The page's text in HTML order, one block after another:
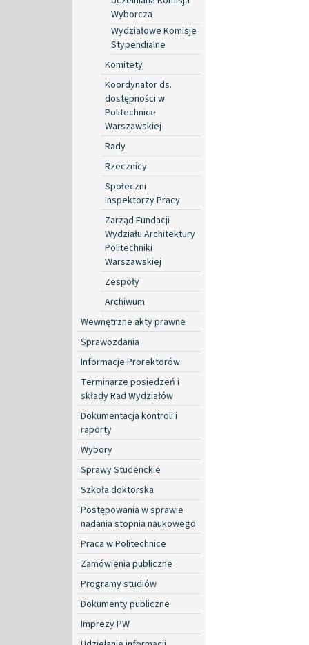
Wyborcza
Wydziałowe Komisje
Stypendialne
Komitety
Koordynator ds.
dostępności w
Politechnice
Warszawskiej
Rady
Rzecznicy
Społeczni
Inspektorzy Pracy
Zarząd Fundacji
Wydziału Architektury
Politechniki
Warszawskiej
Zespoły
Archiwum
Wewnętrzne akty prawne
Sprawozdania
Informacje Prorektorów
Terminarze posiedzeń i
składy Rad Wydziałów
Dokumentacja kontroli i
raporty
Wybory
Sprawy Studenckie
Szkoła doktorska
Postępowania w sprawie
nadania stopnia naukowego
Praca w Politechnice
Zamówienia publiczne
Programy studiów
Dokumenty publiczne
Imprezy PW